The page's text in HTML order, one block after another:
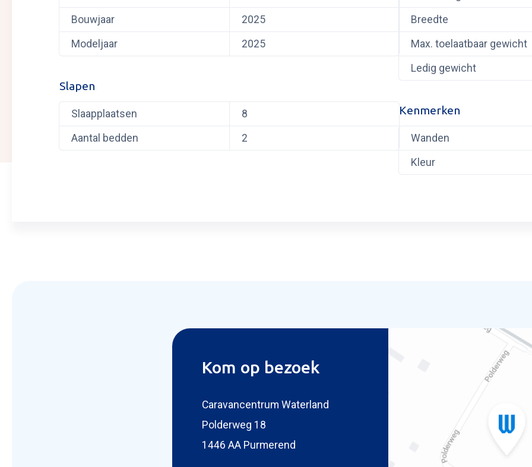
Bouwjaar 2025
Modeljaar 2025
Slapen
Slaapplaatsen 8
Aantal bedden 2
Breedte
Max. toelaatbaar gewicht
Ledig gewicht
Kenmerken
Wanden
Kleur
Kom op bezoek
Caravancentrum Waterland
Polderweg 18
1446 AA Purmerend